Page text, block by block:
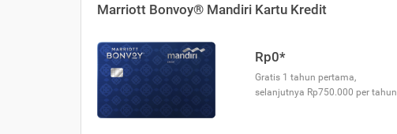
Marriott Bonvoy® Mandiri Kartu Kredit
Rp0*
Gratis 1 tahun pertama,
selanjutnya Rp750.000 per tahun